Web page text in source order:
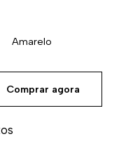
Amarelo
Comprar agora